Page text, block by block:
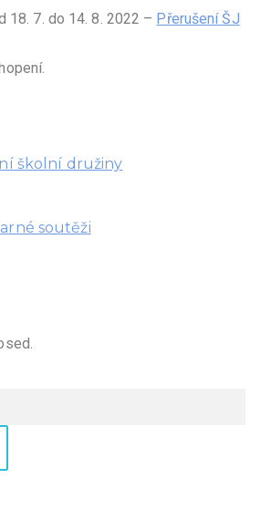
18. 7. do 14. 8. 2022 – Přerušení ŠJ
školní družiny
soutěži